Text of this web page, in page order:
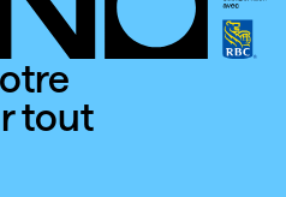
tout